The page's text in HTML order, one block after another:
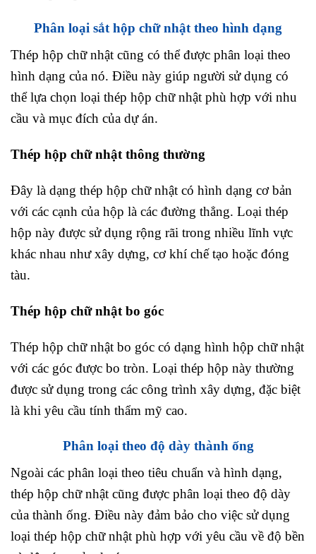
Phân loại sắt hộp chữ nhật theo hình dạng
Thép hộp chữ nhật cũng có thể được phân loại theo
hình dạng của nó. Điều này giúp người sử dụng có
thể lựa chọn loại thép hộp chữ nhật phù hợp với nhu
cầu và mục đích của dự án.
Thép hộp chữ nhật thông thường
Đây là dạng thép hộp chữ nhật có hình dạng cơ bản
với các cạnh của hộp là các đường thẳng. Loại thép
hộp này được sử dụng rộng rãi trong nhiều lĩnh vực
khác nhau như xây dựng, cơ khí chế tạo hoặc đóng
tàu.
Thép hộp chữ nhật bo góc
Thép hộp chữ nhật bo góc có dạng hình hộp chữ nhật
với các góc được bo tròn. Loại thép hộp này thường
được sử dụng trong các công trình xây dựng, đặc biệt
là khi yêu cầu tính thẩm mỹ cao.
Phân loại theo độ dày thành ống
Ngoài các phân loại theo tiêu chuẩn và hình dạng,
thép hộp chữ nhật cũng được phân loại theo độ dày
của thành ống. Điều này đảm bảo cho việc sử dụng
loại thép hộp chữ nhật phù hợp với yêu cầu về độ bền